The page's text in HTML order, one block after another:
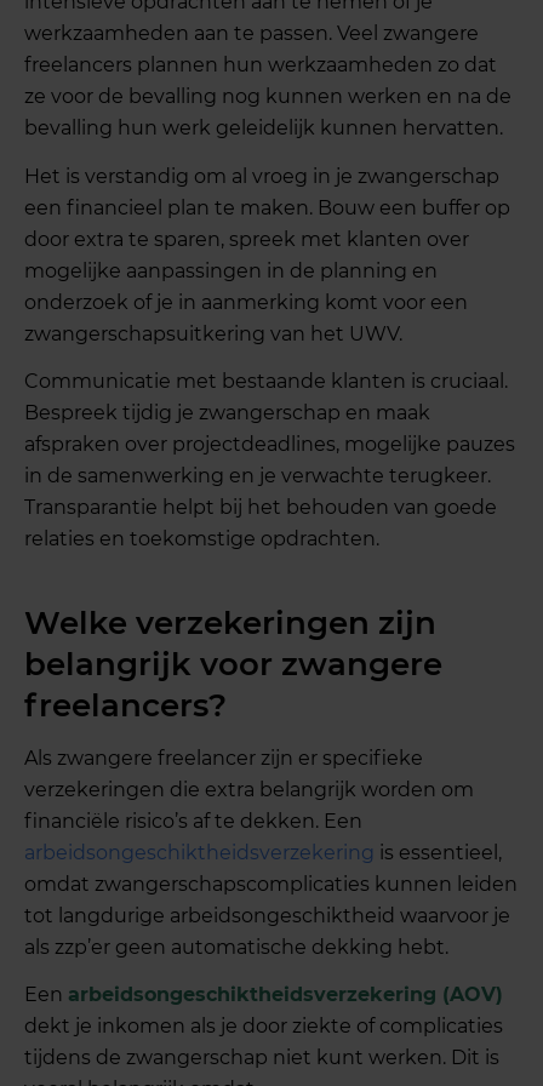
werkzaamheden aan te passen. Veel zwangere
freelancers plannen hun werkzaamheden zo dat
ze voor de bevalling nog kunnen werken en na de
bevalling hun werk geleidelijk kunnen hervatten.
Het is verstandig om al vroeg in je zwangerschap
een financieel plan te maken. Bouw een buffer op
door extra te sparen, spreek met klanten over
mogelijke aanpassingen in de planning en
onderzoek of je in aanmerking komt voor een
zwangerschapsuitkering van het UWV.
Communicatie met bestaande klanten is cruciaal.
Bespreek tijdig je zwangerschap en maak
afspraken over projectdeadlines, mogelijke pauzes
in de samenwerking en je verwachte terugkeer.
Transparantie helpt bij het behouden van goede
relaties en toekomstige opdrachten.
Welke verzekeringen zijn
belangrijk voor zwangere
freelancers?
Als zwangere freelancer zijn er specifieke
verzekeringen die extra belangrijk worden om
financiële risico’s af te dekken. Een
arbeidsongeschiktheidsverzekering is essentieel,
omdat zwangerschapscomplicaties kunnen leiden
tot langdurige arbeidsongeschiktheid waarvoor je
als zzp’er geen automatische dekking hebt.
Een arbeidsongeschiktheidsverzekering (AOV)
dekt je inkomen als je door ziekte of complicaties
tijdens de zwangerschap niet kunt werken. Dit is